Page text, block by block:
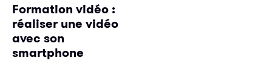
Formation vidéo :
réaliser une vidéo
avec son
smartphone